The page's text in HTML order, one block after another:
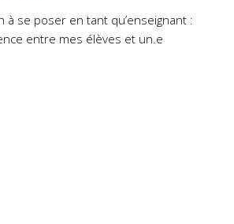
à se poser en tant qu’enseignant :
entre mes élèves et un.e